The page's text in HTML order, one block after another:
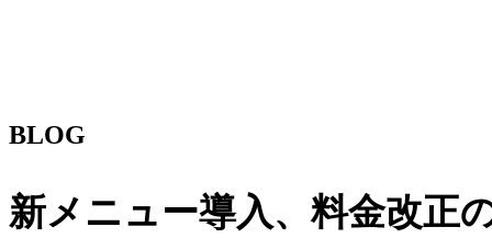
BLOG
新メニュー導入、料金改正